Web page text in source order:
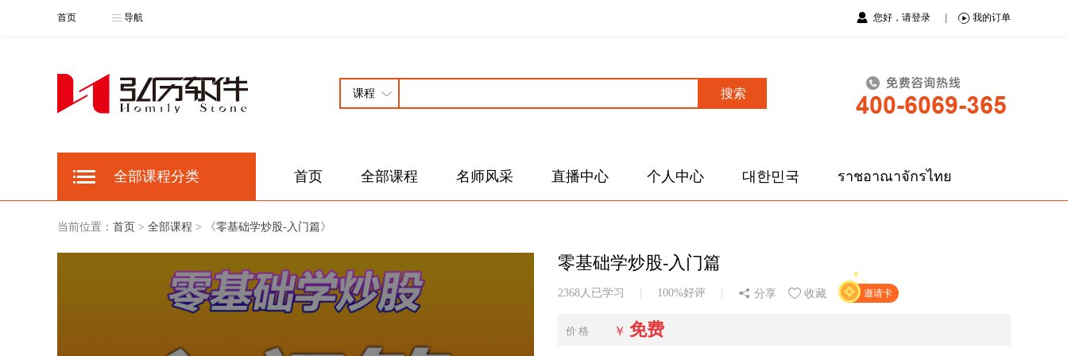
首页 导航 您好，请登录 我的订单
搜索
全部课程分类 首页 全部课程 名师风采 直播中心 个人中心 대한민국 ราชอาณาจักรไทย
当前位置： 首页 > 全部课程 > 《零基础学炒股-入门篇》
零基础学炒股-入门篇
2368人已学习 100%好评 分享 收藏 邀请卡
价 格 ￥ 免费